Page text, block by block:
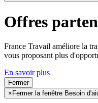
Offres
France Travail améliore la
vous proposant plus
En savoir plus
Fermer
× Fermer la fenêtre Besoin